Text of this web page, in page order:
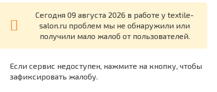
Cегодня 09 августа 2026 в работе у textile-
salon.ru проблем мы не обнаружили или
получили мало жалоб от пользователей.
Если сервис недоступен, нажмите на кнопку, чтобы
зафиксировать жалобу.